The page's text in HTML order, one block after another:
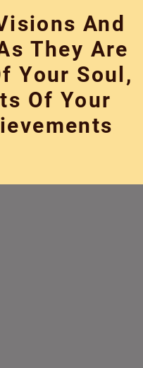
And
They Are
Your Soul,
Of Your